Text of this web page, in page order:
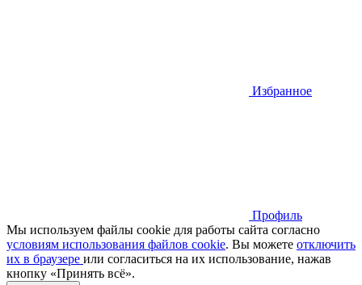
Избранное
Профиль
Мы используем файлы cookie для работы сайта согласно
условиям использования файлов cookie. Вы можете отключить
их в браузере или cогласиться на их использование, нажав
кнопку «Принять всё».